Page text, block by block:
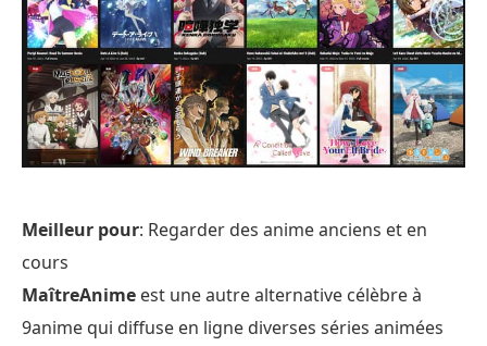
Meilleur pour: Regarder des anime anciens et en
cours
MaîtreAnime est une autre alternative célèbre à
9anime qui diffuse en ligne diverses séries animées